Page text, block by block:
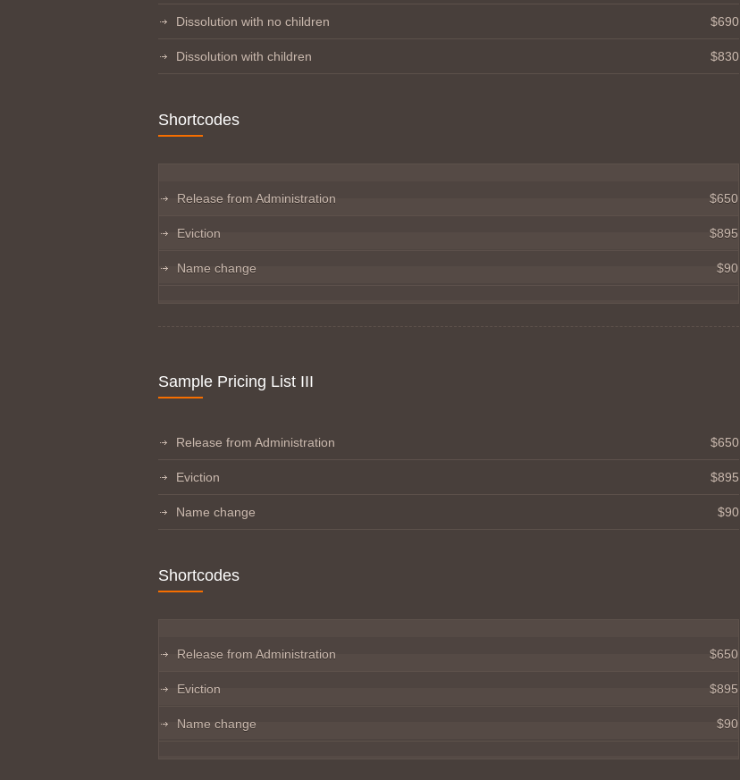
Dissolution with no children $690
Dissolution with children $830
Shortcodes
Release from Administration $650
Eviction $895
Name change $90
Sample Pricing List III
Release from Administration $650
Eviction $895
Name change $90
Shortcodes
Release from Administration $650
Eviction $895
Name change $90